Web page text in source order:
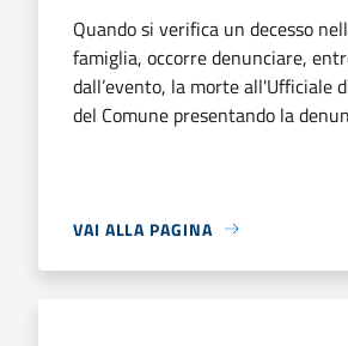
Quando si verifica un decesso
famiglia, occorre denunciare,
dall’evento, la morte all'Ufficiale
del Comune presentando la
VAI ALLA PAGINA